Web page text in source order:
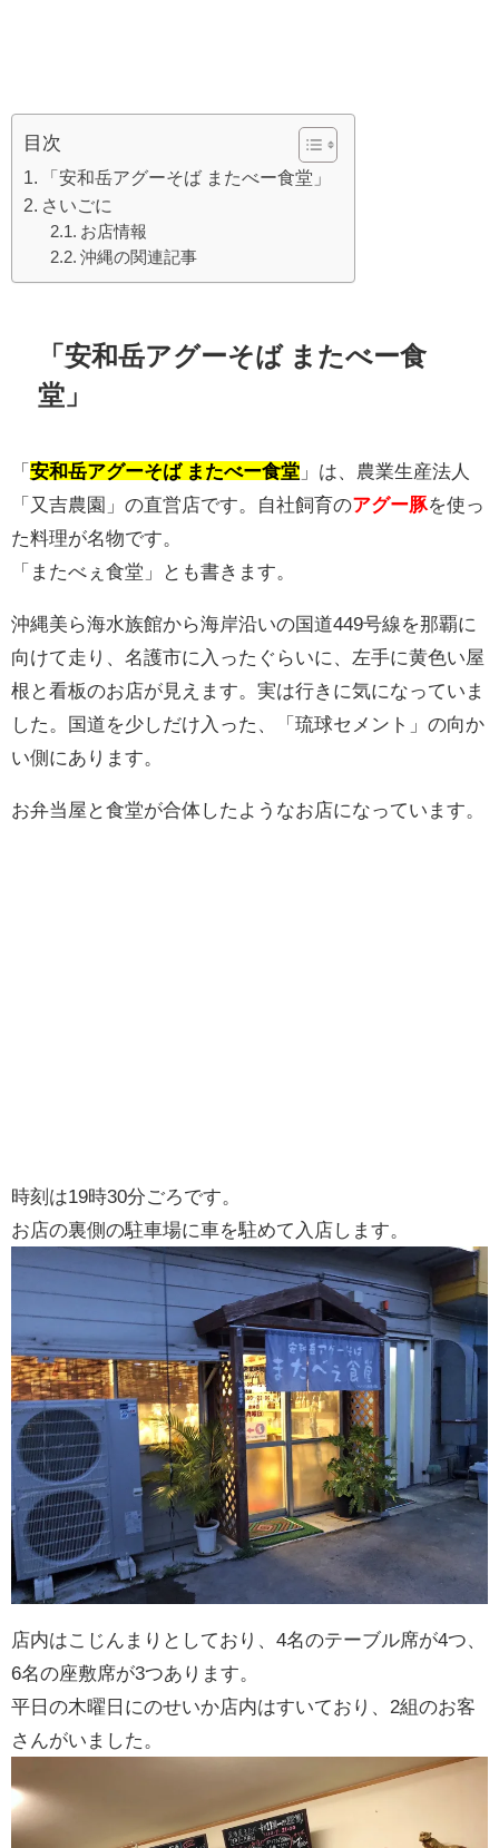
目次
「安和岳アグーそば またべー食堂」
さいごに
お店情報
沖縄の関連記事
「安和岳アグーそば またべー食
堂」
「 安和岳アグーそば またべー食堂 」は、農業生産法人
「又吉農園」の直営店です。自社飼育のアグー豚を使っ
た料理が名物です。
「またべぇ食堂」とも書きます。
沖縄美ら海水族館から海岸沿いの国道449号線を那覇に
向けて走り、名護市に入ったぐらいに、左手に黄色い屋
根と看板のお店が見えます。実は行きに気になっていま
した。国道を少しだけ入った、「琉球セメント」の向か
い側にあります。
お弁当屋と食堂が合体したようなお店になっています。
時刻は19時30分ごろです。
お店の裏側の駐車場に車を駐めて入店します。
店内はこじんまりとしており、4名のテーブル席が4つ、
6名の座敷席が3つあります。
平日の木曜日にのせいか店内はすいており、2組のお客
さんがいました。